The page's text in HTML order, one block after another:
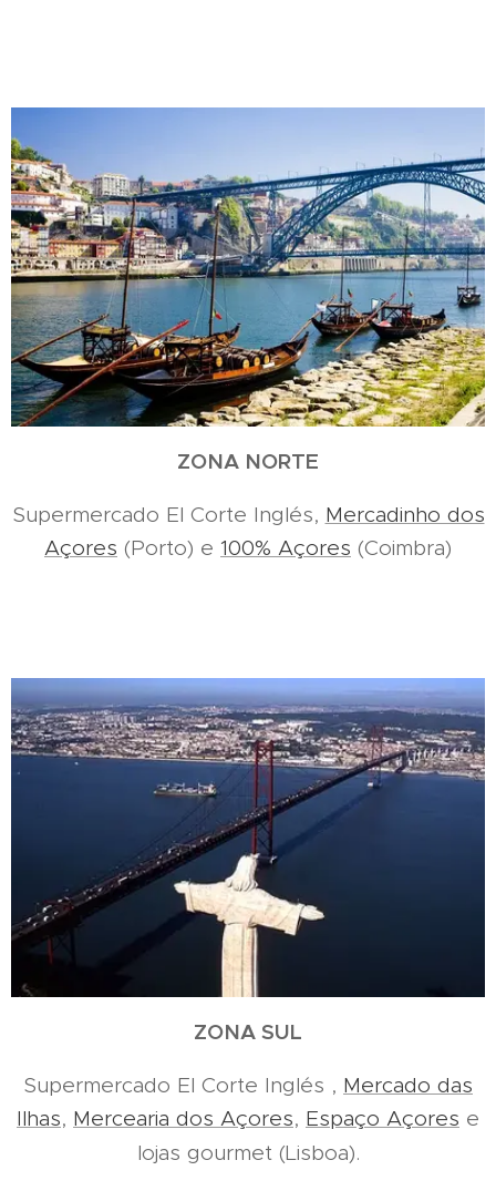
ZONA NORTE
Supermercado El Corte Inglés, Mercadinho dos
Açores (Porto) e 100% Açores (Coimbra)
ZONA SUL
Supermercado El Corte Inglés , Mercado das
Ilhas, Mercearia dos Açores, Espaço Açores e
lojas gourmet (Lisboa).